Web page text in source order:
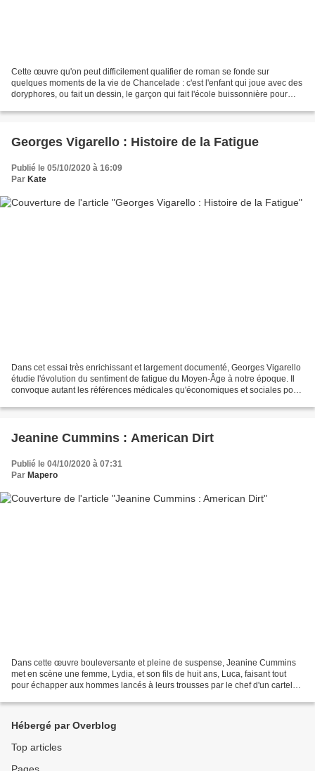
Cette œuvre qu'on peut difficilement qualifier de roman se fonde sur
quelques moments de la vie de Chancelade : c'est l'enfant qui joue avec des
doryphores, ou fait un dessin, le garçon qui fait l'école buissonnière pour
Georges Vigarello : Histoire de la Fatigue
Publié le 05/10/2020 à 16:09
Par Kate
Dans cet essai très enrichissant et largement documenté, Georges Vigarello
étudie l'évolution du sentiment de fatigue du Moyen-Âge à notre époque. Il
convoque autant les références médicales qu'économiques et sociales pour
Jeanine Cummins : American Dirt
Publié le 04/10/2020 à 07:31
Par Mapero
Dans cette œuvre bouleversante et pleine de suspense, Jeanine Cummins
met en scène une femme, Lydia, et son fils de huit ans, Luca, faisant tout
pour échapper aux hommes lancés à leurs trousses par le chef d'un cartel
Hébergé par Overblog
Top articles